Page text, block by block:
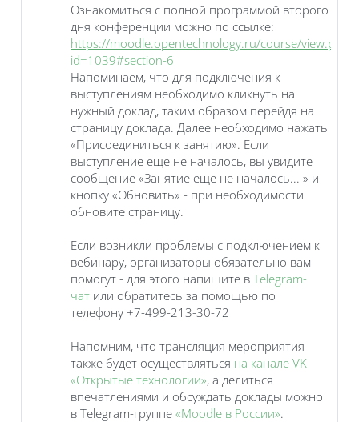
Ознакомиться с полной программой второго
дня конференции можно по ссылке:
https://moodle.opentechnology.ru/course/view.php?
id=1039#section-6
Напоминаем, что для подключения к
выступлениям необходимо кликнуть на
нужный доклад, таким образом перейдя на
страницу доклада. Далее необходимо нажать
«Присоединиться к занятию». Если
выступление еще не началось, вы увидите
сообщение «Занятие еще не началось... » и
кнопку «Обновить» - при необходимости
обновите страницу.
Если возникли проблемы с подключением к
вебинару, организаторы обязательно вам
помогут - для этого напишите в Telegram-
чат или обратитесь за помощью по
телефону +7-499-213-30-72
Напомним, что трансляция мероприятия
также будет осуществляться на канале VK
«Открытые технологии», а делиться
впечатлениями и обсуждать доклады можно
в Telegram-группе «Moodle в России».